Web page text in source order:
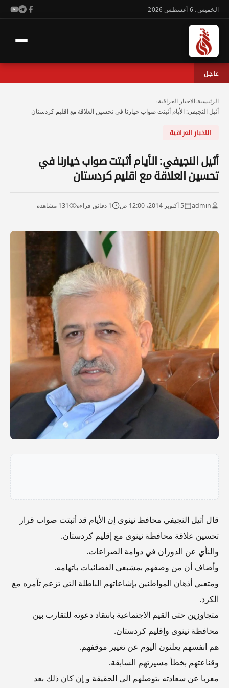
الخميس، 6 أغسطس 2026
عاجل
الرئيسية الاخبار العراقية
أثيل النجيفي: الأيام أثبتت صواب خيارنا في تحسين العلاقة مع اقليم كردستان
الاخبار العراقية
أثيل النجيفي: الأيام أثبتت صواب خيارنا في
تحسين العلاقة مع اقليم كردستان
admin 5 أكتوبر 2014، 12:00 ص 1 دقائق قراءة 131 مشاهدة
قال أثيل النجيفي محافظ نينوى إن الأيام قد أثبتت صواب قرار
تحسين علاقة محافظة نينوى مع إقليم كردستان.
والنأي عن الدوران في دوامة الصراعات.
وأضاف أن من وصفهم بمشبعي الفضائيات باتهامه.
ومتعبي أذهان المواطنين بإشاعاتهم الباطلة التي تزعم تآمره مع
الكرد.
متجاوزين حتى القيم الاجتماعية بانتقاد دعوته للتقارب بين
محافظة نينوى وإقليم كردستان.
هم انفسهم يعلنون اليوم عن تغيير موقفهم.
وقناعتهم بخطأ مسيرتهم السابقة.
معربا عن سعادته بتوصلهم الى الحقيقة و إن كان ذلك بعد